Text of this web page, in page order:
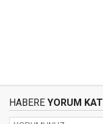
HABERE YORUM KAT